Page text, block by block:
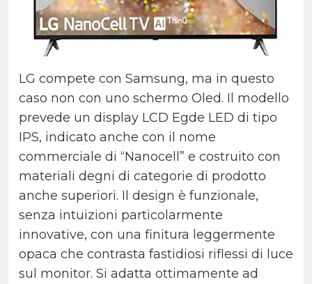
LG compete con Samsung, ma in questo
caso non con uno schermo Oled. Il modello
prevede un display LCD Egde LED di tipo
IPS, indicato anche con il nome
commerciale di “Nanocell” e costruito con
materiali degni di categorie di prodotto
anche superiori. Il design è funzionale,
senza intuizioni particolarmente
innovative, con una finitura leggermente
opaca che contrasta fastidiosi riflessi di luce
sul monitor. Si adatta ottimamente ad